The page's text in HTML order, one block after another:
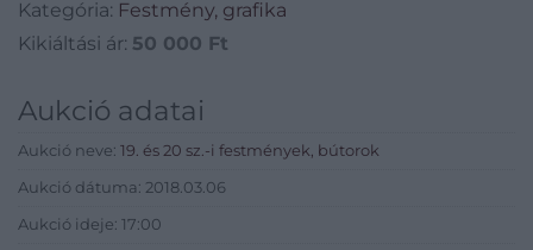
Kategória: Festmény, grafika
Kikiáltási ár: 50 000 Ft
Aukció adatai
Aukció neve: 19. és 20 sz.-i festmények, bútorok
Aukció dátuma: 2018.03.06
Aukció ideje: 17:00